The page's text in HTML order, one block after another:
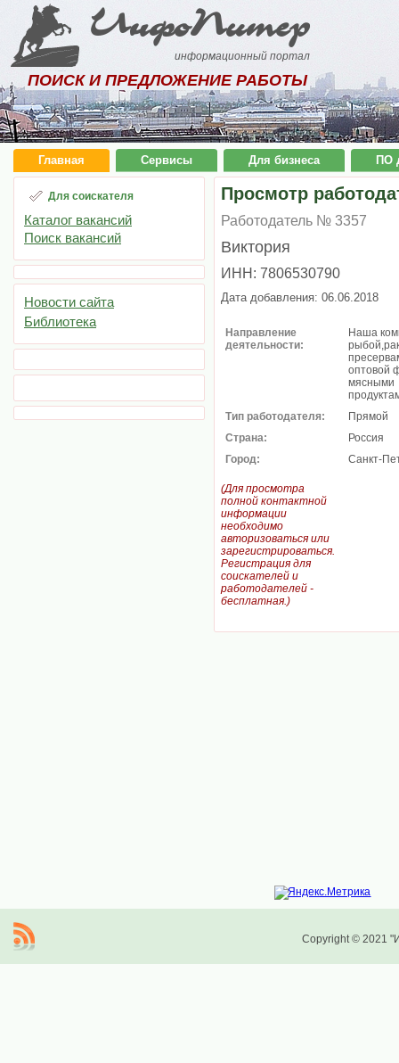
ИнфоПитер
информационный портал
ПОИСК И ПРЕДЛОЖЕНИЕ РАБОТЫ
Главная Сервисы Для бизнеса ПО
Для соискателя
Каталог вакансий
Поиск вакансий
Новости сайта
Библиотека
Просмотр
Работодатель № 3357
Виктория
ИНН: 7806530790
Дата добавления: 06.06.2018
Направление
деятельности:
Наша
оптовой
мясными
Тип работодателя:
Прямой
Страна:
Россия
Город:
Санкт-
(Для просмотра
полной контактной
информации
необходимо
авторизоваться или
зарегистрироваться.
Регистрация для
соискателей и
работодателей -
бесплатная.)
Copyright © 2021